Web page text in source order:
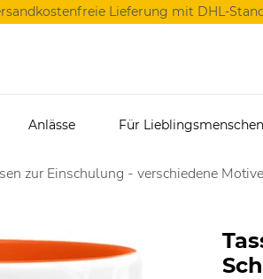
Lieferung mit DHL-
Anlässe Für Lieblingsmenschen
zur Einschulung - verschiedene Motive